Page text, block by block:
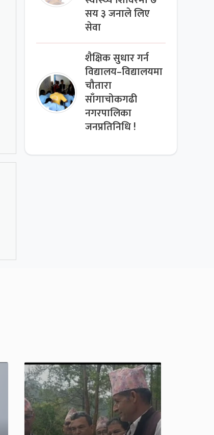
सय ३ जनाले लिए
सेवा
शैक्षिक सुधार गर्न
विद्यालय–विद्यालयमा
चौतारा
साँगाचोकगढी
नगरपालिका
जनप्रतिनिधि !